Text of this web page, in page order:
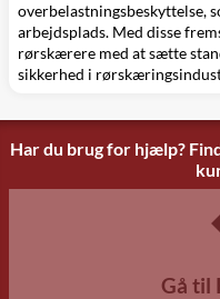
overbelastningsbeskyttelse,
arbejdsplads. Med disse
rørskærere med at sætte
sikkerhed i
Har du brug for hjælp?
Gå til